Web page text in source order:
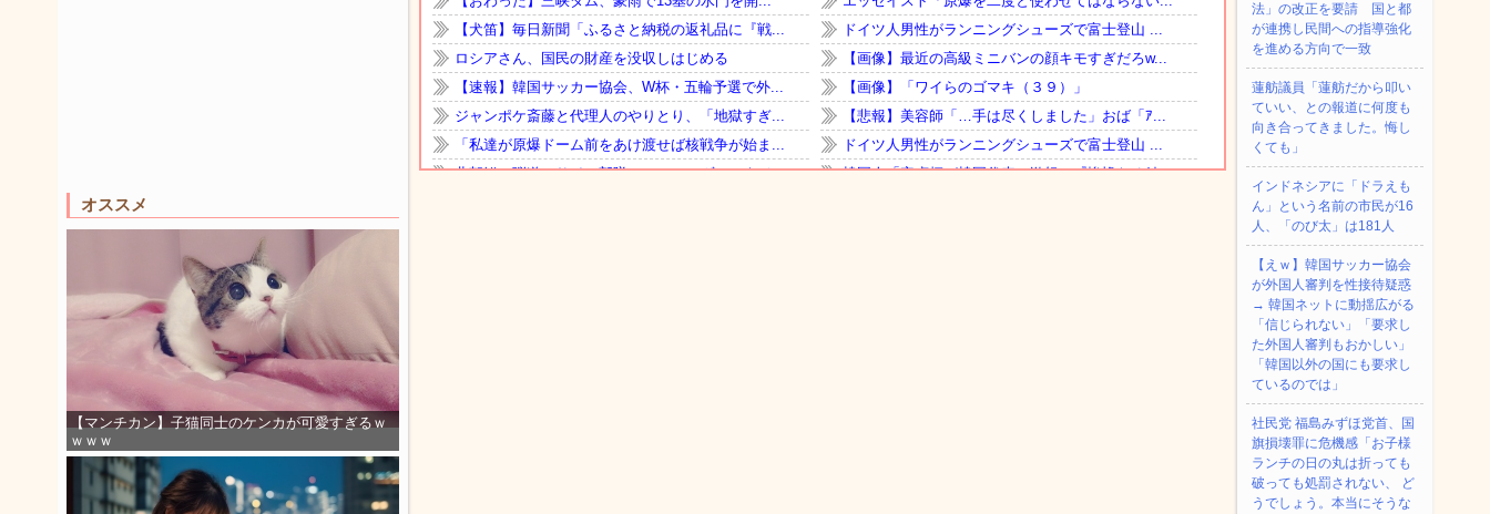
オススメ
【マンチカン】子猫同士のケンカが可愛すぎるｗ
ｗｗｗ
法」の改正を要請 国と都
が連携し民間への指導強化
を進める方向で一致
蓮舫議員「蓮舫だから叩い
ていい、との報道に何度も
向き合ってきました。悔し
くても」
インドネシアに「ドラえも
ん」という名前の市民が16
人、「のび太」は181人
【えｗ】韓国サッカー協会
が外国人審判を性接待疑惑
→ 韓国ネットに動揺広がる
「信じられない」「要求し
た外国人審判もおかしい」
「韓国以外の国にも要求し
ているのでは」
社民党 福島みずほ党首、国
旗損壊罪に危機感「お子様
ランチの日の丸は折っても
破っても処罰されない、 ど
うでしょう。本当にそうな